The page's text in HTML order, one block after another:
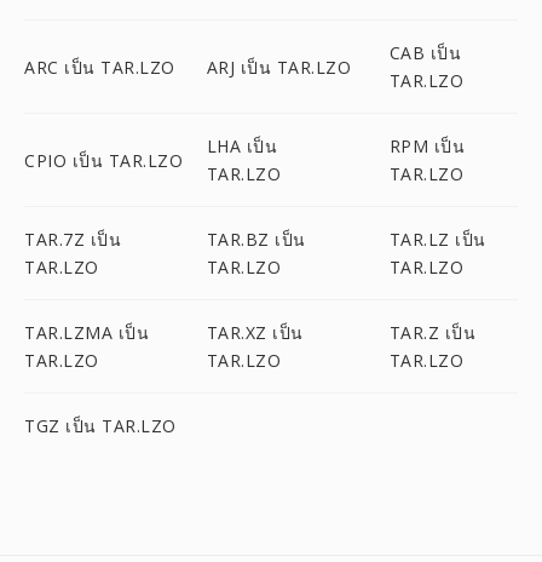
ARC เป็น TAR.LZO ARJ เป็น TAR.LZO
CAB เป็น
TAR.LZO
CPIO เป็น TAR.LZO
LHA เป็น
TAR.LZO
RPM เป็น
TAR.LZO
TAR.7Z เป็น
TAR.LZO
TAR.BZ เป็น
TAR.LZO
TAR.LZ เป็น
TAR.LZO
TAR.LZMA เป็น
TAR.LZO
TAR.XZ เป็น
TAR.LZO
TAR.Z เป็น
TAR.LZO
TGZ เป็น TAR.LZO